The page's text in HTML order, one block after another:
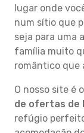
lugar onde
num sítio que
seja para uma
família muito
romântico que
O nosso site é
de ofertas de
refúgio